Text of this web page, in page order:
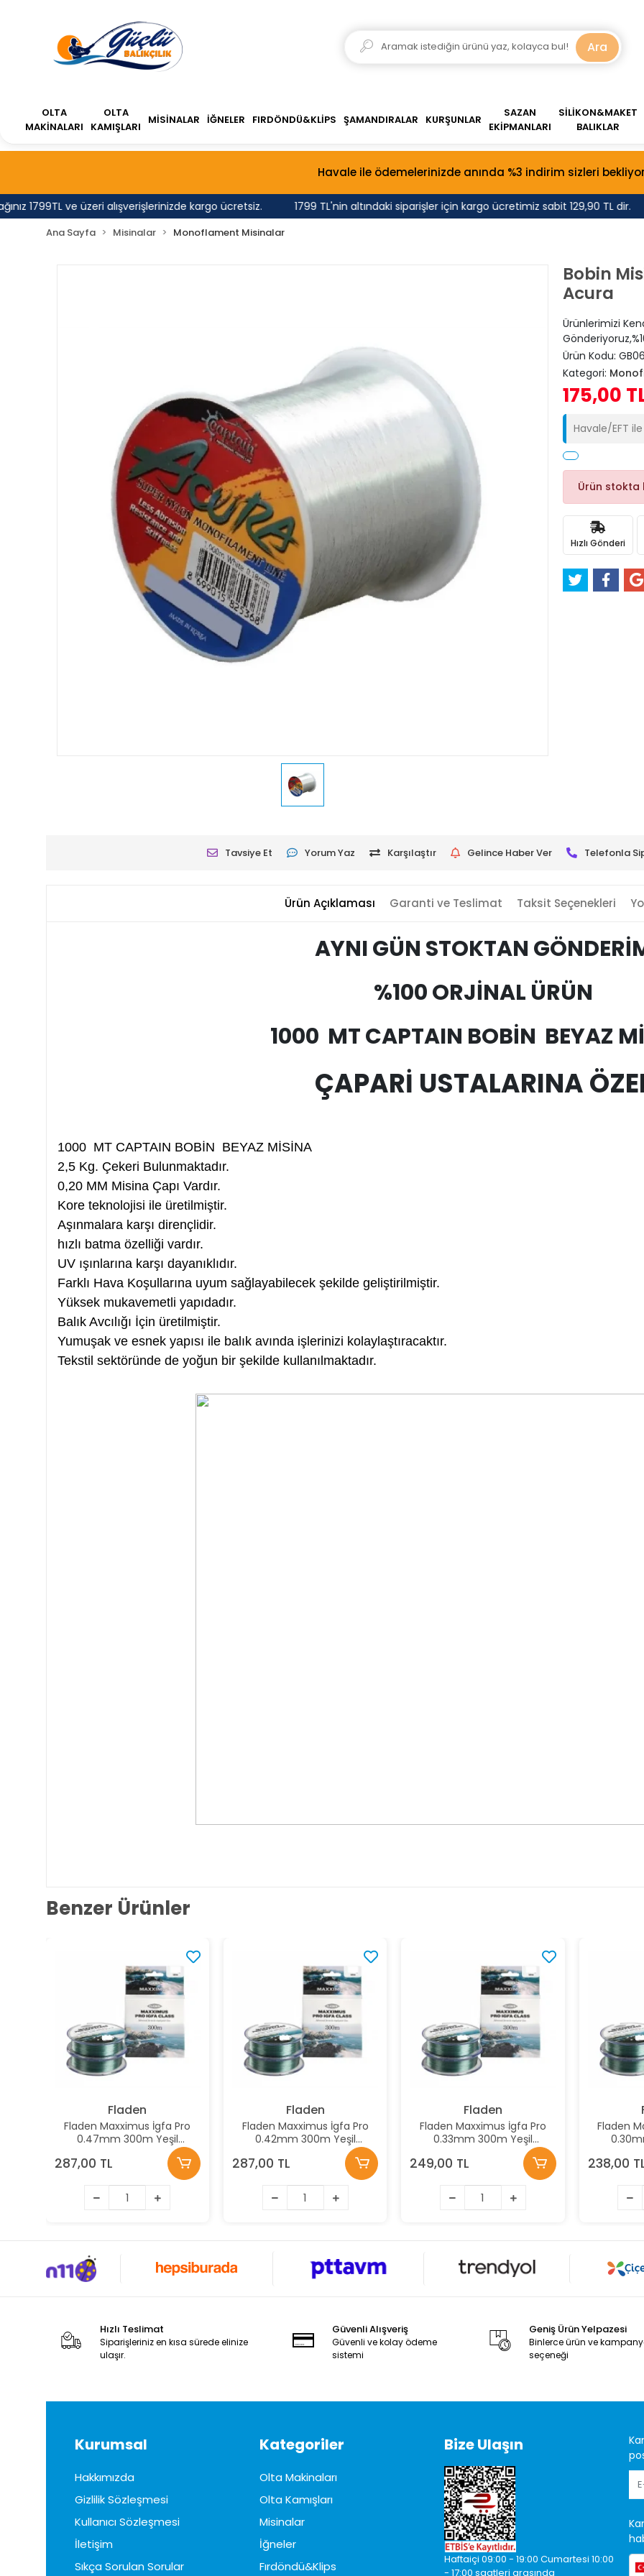
Havale ile ödemelerinizde anında %3 indirim sizleri
1799TL ve üzeri alışverişlerinizde kargo ücretsiz. 1799 TL'nin altındaki siparişler için kargo ücretimiz sabit 129,90 TL dir.
Ara
OLTA
MAKİNALARI
OLTA
KAMIŞLARI
MİSİNALAR İĞNELER FIRDÖNDÜ&KLİPS ŞAMANDIRALAR KURŞUNLAR
SAZAN
EKİPMANLARI
SİLİKON&MAKET
BALIKLAR
Ana Sayfa Misinalar Monoflament Misinalar
Bobin
Acura
Ürünlerimizi
Ürün Kodu:
Kategori:
175,00
Havale/EFT ile
Ürün stokta
Hızlı Gönderi
Tavsiye Et Yorum Yaz Karşılaştır Gelince Haber Ver Telefonla
Ürün Açıklaması Garanti ve Teslimat Taksit Seçenekleri
AYNI GÜN STOKTAN
%100 ORJİNAL ÜRÜN
1000 MT CAPTAIN BOBİN BEYAZ
ÇAPARİ USTALARINA
1000 MT CAPTAIN BOBİN BEYAZ MİSİNA
2,5 Kg. Çekeri Bulunmaktadır.
0,20 MM Misina Çapı Vardır.
Kore teknolojisi ile üretilmiştir.
Aşınmalara karşı dirençlidir.
hızlı batma özelliği vardır.
UV ışınlarına karşı dayanıklıdır.
Farklı Hava Koşullarına uyum sağlayabilecek şekilde geliştirilmiştir.
Yüksek mukavemetli yapıdadır.
Balık Avcılığı İçin üretilmiştir.
Yumuşak ve esnek yapısı ile balık avında işlerinizi kolaylaştıracaktır.
Tekstil sektöründe de yoğun bir şekilde kullanılmaktadır.
Benzer Ürünler
Fladen
Fladen Maxximus İgfa Pro
0.47mm 300m Yeşil
Monofilament Misina
287,00 TL
Fladen
Fladen Maxximus İgfa Pro
0.42mm 300m Yeşil
Monofilament Misina
287,00 TL
Fladen
Fladen Maxximus İgfa Pro
0.33mm 300m Yeşil
Monofilament Misina
249,00 TL
Fladen
238,00
Hızlı Teslimat
Siparişleriniz en kısa sürede elinize
ulaşır.
Güvenli Alışveriş
Güvenli ve kolay ödeme
sistemi
Geniş Ürün Yelpazesi
Binlerce ürün ve
seçeneği
Kurumsal
Hakkımızda
Gizlilik Sözleşmesi
Kullanıcı Sözleşmesi
İletişim
Sıkça Sorulan Sorular
Kategoriler
Olta Makinaları
Olta Kamışları
Misinalar
İğneler
Fırdöndü&Klips
Bize Ulaşın
Haftaiçi 09:00 - 19:00 Cumartesi 10:00
- 17:00 saatleri arasında